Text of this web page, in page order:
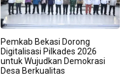
Pemkab Bekasi Dorong
Digitalisasi Pilkades 2026
untuk Wujudkan Demokrasi
Desa Berkualitas